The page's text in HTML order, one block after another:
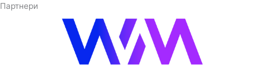
Партнери